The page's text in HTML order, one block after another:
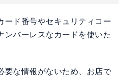
ード番号やセキュリティコー
ンバーレスなカードを使いた
要な情報がないため、お店で